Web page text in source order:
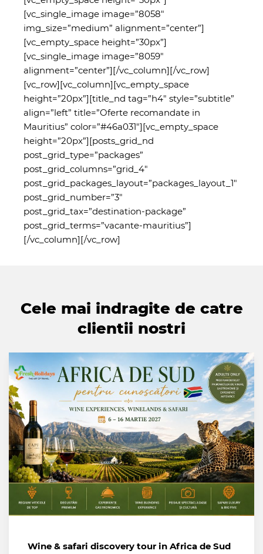
[vc_single_image image=”8058″
img_size=”medium” alignment=”center”]
[vc_empty_space height=”30px”]
[vc_single_image image=”8059″
alignment=”center”][/vc_column][/vc_row]
[vc_row][vc_column][vc_empty_space
height=”20px”][title_nd tag=”h4″ style=”subtitle”
align=”left” title=”Oferte recomandate in
Mauritius” color=”#46a031″][vc_empty_space
height=”20px”][posts_grid_nd
post_grid_type=”packages”
post_grid_columns=”grid_4″
post_grid_packages_layout=”packages_layout_1″
post_grid_number=”3″
post_grid_tax=”destination-package”
post_grid_terms=”vacante-mauritius”]
[/vc_column][/vc_row]
Cele mai indragite de catre
clientii nostri
Wine & safari discovery tour in Africa de Sud